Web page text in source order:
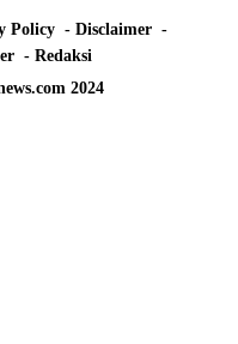
Policy
Disclaimer
Redaksi
2024